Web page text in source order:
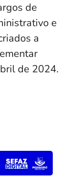
de
e
a
de 2024.